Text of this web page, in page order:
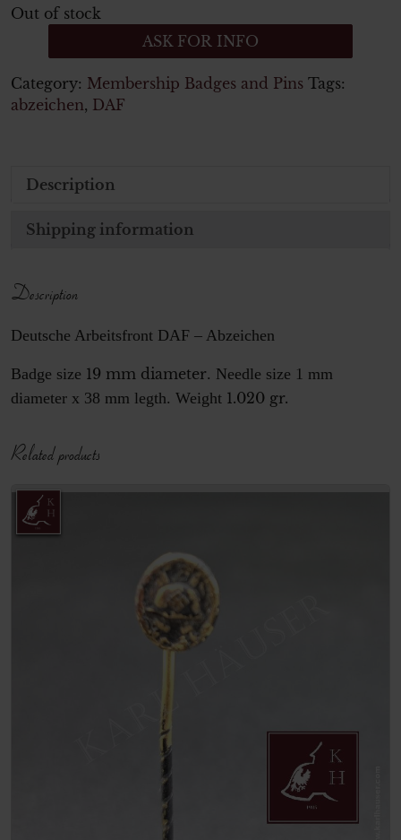
Out of stock
ASK FOR INFO
Category: Membership Badges and Pins Tags:
abzeichen, DAF
Description
Shipping information
Description
Deutsche Arbeitsfront DAF – Abzeichen
Badge size 19 mm diameter. Needle size 1 mm
diameter x 38 mm legth. Weight 1.020 gr.
Related products